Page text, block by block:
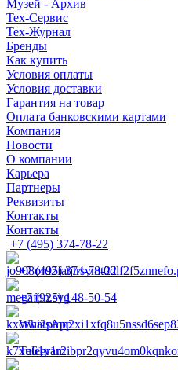
Музей - Архив
Tex-Сервис
Тех-Журнал
Бренды
Как купить
Условия оплаты
Условия доставки
Гарантия на товар
Оплата банковскими картами
Компания
Новости
О компании
Карьера
Партнеры
Реквизиты
Контакты
Контакты
+7 (495) 374-78-22
+7 (495) 374-78-22
+7 (925) 148-50-54
WhatsApp
Telegram